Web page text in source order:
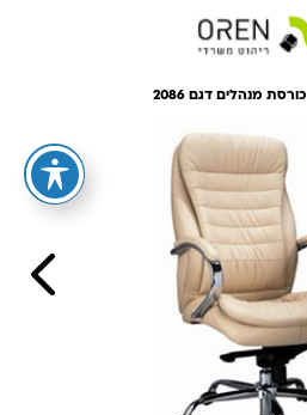
כורסת מנהלים דגם 2086